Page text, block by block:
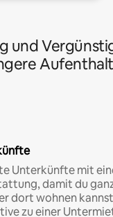
und
Unterkünfte mit
damit du
dort wohnen
zu einer